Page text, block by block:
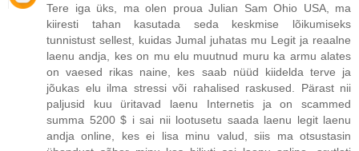
Tere iga üks, ma olen proua Julian Sam Ohio USA, ma
kiiresti tahan kasutada seda keskmise lõikumiseks
tunnistust sellest, kuidas Jumal juhatas mu Legit ja reaalne
laenu andja, kes on mu elu muutnud muru ka armu alates
on vaesed rikas naine, kes saab nüüd kiidelda terve ja
jõukas elu ilma stressi või rahalised raskused. Pärast nii
paljusid kuu üritavad laenu Internetis ja on scammed
summa 5200 $ i sai nii lootusetu saada laenu legit laenu
andja online, kes ei lisa minu valud, siis ma otsustasin